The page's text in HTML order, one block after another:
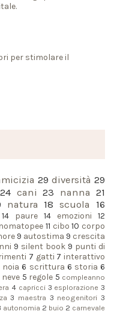
per stimolare il
29 diversità 29
24 cani 23 nanna 21
natura 18 scuola 16
14 paure 14 emozioni
12
11 cibo 10 corpo
9 autostima 9 crescita
9 silent book 9 punti di
7 gatti 7 interattivo
noia 6 scrittura 6 storia 6
neve 5 regole 5 compleanno
4 capricci 3 esplorazione 3
3 maestra 3 neogenitori 3
autonomia 2 buio 2 carnevale